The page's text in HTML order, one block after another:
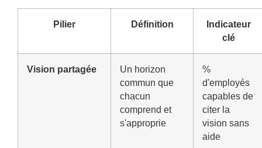
Pilier Définition
Indicateur
clé
Vision partagée
Un horizon
commun que
chacun
comprend et
s'approprie
%
d'employés
capables de
citer la
vision sans
aide